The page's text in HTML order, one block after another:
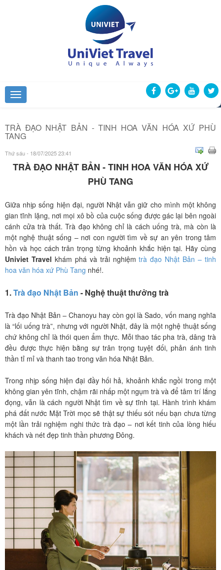
TRÀ ĐẠO NHẬT BẢN - TINH HOA VĂN HÓA XỨ PHÙ
TANG
Thứ sáu - 18/07/2025 23:41
TRÀ ĐẠO NHẬT BẢN - TINH HOA VĂN HÓA XỨ
PHÙ TANG
Giữa nhịp sống hiện đại, người Nhật vẫn giữ cho mình một không
gian tĩnh lặng, nơi mọi xô bồ của cuộc sống được gác lại bên ngoài
cánh cửa trà thất. Trà đạo không chỉ là cách uống trà, mà còn là
một nghệ thuật sống – nơi con người tìm về sự an yên trong tâm
hồn và học cách trân trọng từng khoảnh khắc hiện tại. Hãy cùng
Univiet Travel khám phá và trải nghiệmtrà đạo Nhật Bản – tinh
hoa văn hóa xứ Phù Tang nhé!.
1.Trà đạo Nhật Bản - Nghệ thuật thưởng trà
Trà đạo Nhật Bản – Chanoyu hay còn gọi là Sado, vốn mang nghĩa
là “lối uống trà”, nhưng với người Nhật, đây là một nghệ thuật sống
chứ không chỉ là thói quen ẩm thực. Mỗi thao tác pha trà, dâng trà
đều được thực hiện bằng sự trân trọng tuyệt đối, phản ánh tinh
thần tỉ mỉ và thanh tao trong văn hóa Nhật Bản.
Trong nhịp sống hiện đại đầy hối hả, khoảnh khắc ngồi trong một
không gian yên tĩnh, chậm rãi nhấp một ngụm trà và để tâm trí lắng
đọng, vẫn là cách người Nhật tìm về sự tĩnh tại. Hành trình khám
phá đất nước Mặt Trời mọc sẽ thật sự thiếu sót nếu bạn chưa từng
một lần trải nghiệm nghi thức trà đạo – nơi kết tinh của lòng hiếu
khách và nét đẹp tinh thần phương Đông.